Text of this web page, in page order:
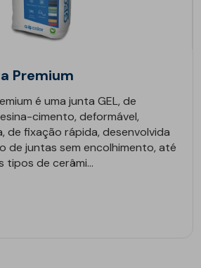
Premium
é uma junta GEL, de
cimento, deformável,
de fixação rápida, desenvolvida
de juntas sem encolhimento, até
tipos de cerâmi...